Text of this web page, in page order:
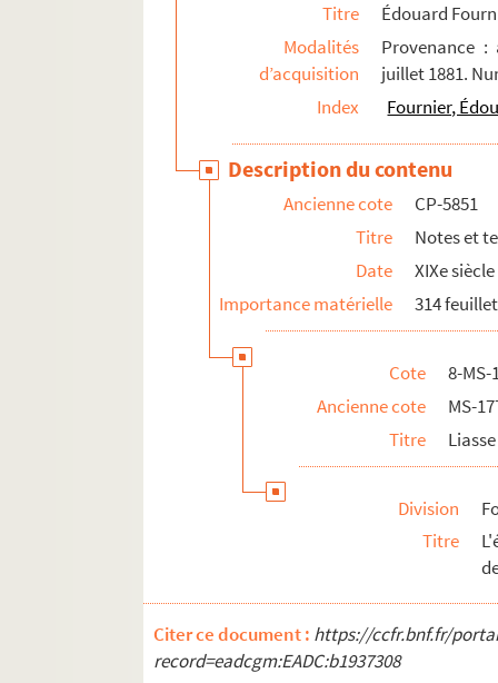
Titre
Édouard
Modalités
d’acquisition
Provenance
juillet 1881.
Index
Fournier,
Description du contenu
Ancienne cote
CP-5851
Titre
Notes et
Date
XIXe siècle
Importance matérielle
314
Cote
8-​MS-
Ancienne cote
MS-
Titre
Division
Titre
Citer ce document : https://ccfr.bnf.fr/
record=eadcgm:EADC:b1937308